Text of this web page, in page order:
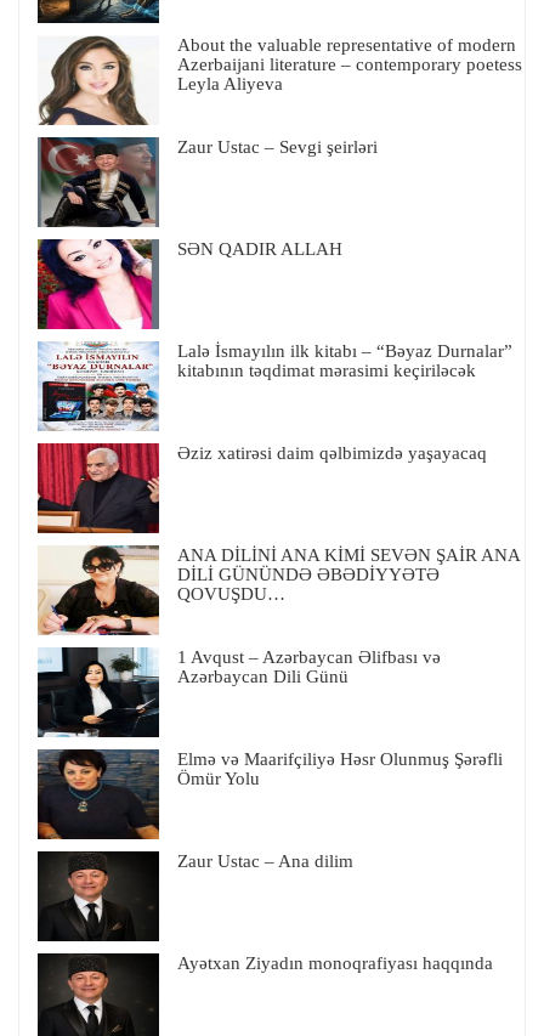
About the valuable representative of modern
Azerbaijani literature – contemporary poetess
Leyla Aliyeva
Zaur Ustac – Sevgi şeirləri
SƏN QADIR ALLAH
Lalə İsmayılın ilk kitabı – “Bəyaz Durnalar”
kitabının təqdimat mərasimi keçiriləcək
Əziz xatirəsi daim qəlbimizdə yaşayacaq
ANA DİLİNİ ANA KİMİ SEVƏN ŞAİR ANA
DİLİ GÜNÜNDƏ ƏBƏDİYYƏTƏ
QOVUŞDU…
1 Avqust – Azərbaycan Əlifbası və
Azərbaycan Dili Günü
Elmə və Maarifçiliyə Həsr Olunmuş Şərəfli
Ömür Yolu
Zaur Ustac – Ana dilim
Ayətxan Ziyadın monoqrafiyası haqqında